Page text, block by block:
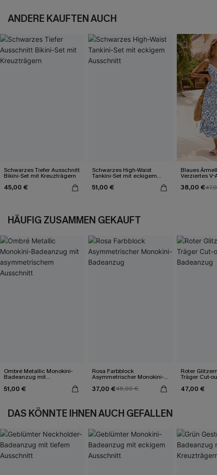
ANDERE KAUFTEN AUCH
Schwarzes Tiefer Ausschnitt
Bikini-Set mit Kreuzträgern
45,00 €
Schwarzes High-Waist
Tankini-Set mit eckigem
51,00 €
Blaues
Verziertes
38,00 €
HÄUFIG ZUSAMMEN GEKAUFT
Ombré Metallic Monokini-
Badeanzug mit
Ausschnitt
51,00 €
Rosa Farbblock
Asymmetrischer Monokini-
37,00 €46,00 €
Roter
Träger Cut-
47,00 €
DAS KÖNNTE IHNEN AUCH GEFALLEN